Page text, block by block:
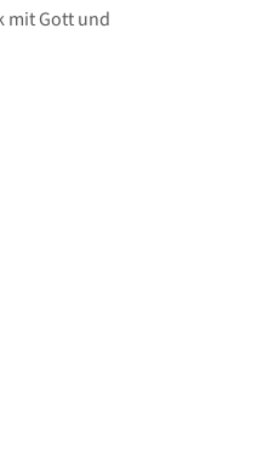
mit Gott und